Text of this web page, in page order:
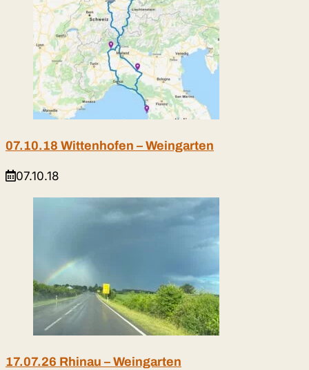
07.10.18 Wittenhofen – Weingarten
07.10.18
17.07.26 Rhinau – Weingarten